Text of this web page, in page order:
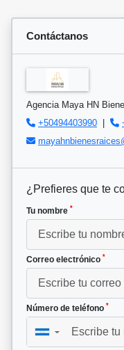
Contáctanos
Agencia Maya HN
+50494403990 |
¿Prefieres que te
Tu nombre *
Correo electrónico *
Número de teléfono *
▼